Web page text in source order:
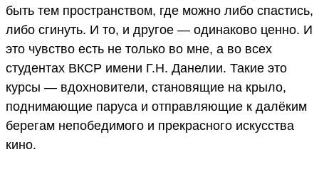
быть тем пространством, где можно либо спастись,
либо сгинуть. И то, и другое — одинаково ценно. И
это чувство есть не только во мне, а во всех
студентах ВКСР имени Г.Н. Данелии. Такие это
курсы — вдохновители, становящие на крыло,
поднимающие паруса и отправляющие к далёким
берегам непобедимого и прекрасного искусства
кино.